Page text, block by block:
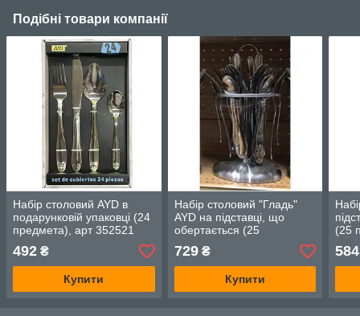
Подібні товари компанії
Набір столовий AYD в
подарунковій упаковці (24
предмета), арт 352521
492 ₴
Купити
Набір столовий "Гладь"
AYD на підставці, що
обертається (25
предмета), арт 300720
729₴
Купити
(25
584